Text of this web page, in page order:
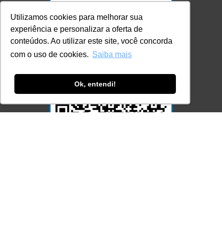
Utilizamos cookies para melhorar sua
experiência e personalizar a oferta de
conteúdos. Ao utilizar este site, você concorda
com o uso de cookies. Saiba mais
Ok, entendi!